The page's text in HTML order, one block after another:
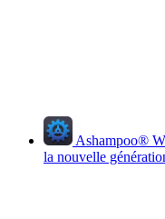
Ashampoo®
la nouvelle